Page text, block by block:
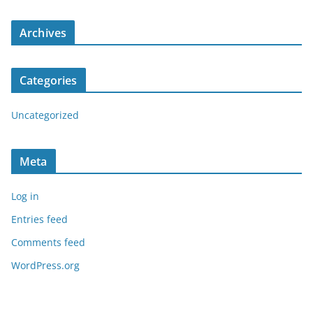
Archives
Categories
Uncategorized
Meta
Log in
Entries feed
Comments feed
WordPress.org